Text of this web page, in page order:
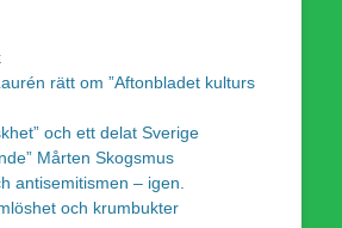
rätt om ”Aftonbladet kulturs
och ett delat Sverige
Mårten Skogsmus
antisemitismen – igen.
och krumbukter